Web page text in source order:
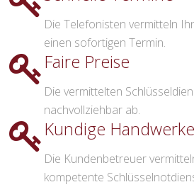
Die Telefonisten vermitteln
einen sofortigen Termin.
Faire Preise
Die vermittelten
nachvollziehbar ab.
Kundige
Die Kundenbetreuer
kompetente